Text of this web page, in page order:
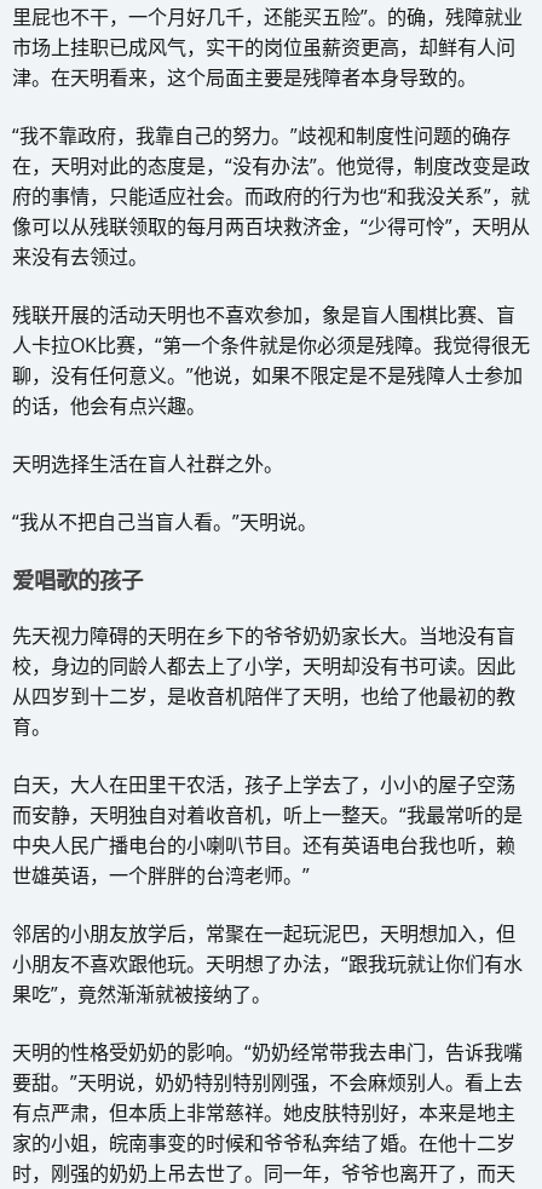
里屁也不干，一个月好几千，还能买五险”。的确，残障就业
市场上挂职已成风气，实干的岗位虽薪资更高，却鲜有人问
津。在天明看来，这个局面主要是残障者本身导致的。
“我不靠政府，我靠自己的努力。”歧视和制度性问题的确存
在，天明对此的态度是，“没有办法”。他觉得，制度改变是政
府的事情，只能适应社会。而政府的行为也“和我没关系”，就
像可以从残联领取的每月两百块救济金，“少得可怜”，天明从
来没有去领过。
残联开展的活动天明也不喜欢参加，象是盲人围棋比赛、盲
人卡拉OK比赛，“第一个条件就是你必须是残障。我觉得很无
聊，没有任何意义。”他说，如果不限定是不是残障人士参加
的话，他会有点兴趣。
天明选择生活在盲人社群之外。
“我从不把自己当盲人看。”天明说。
爱唱歌的孩子
先天视力障碍的天明在乡下的爷爷奶奶家长大。当地没有盲
校，身边的同龄人都去上了小学，天明却没有书可读。因此
从四岁到十二岁，是收音机陪伴了天明，也给了他最初的教
育。
白天，大人在田里干农活，孩子上学去了，小小的屋子空荡
而安静，天明独自对着收音机，听上一整天。“我最常听的是
中央人民广播电台的小喇叭节目。还有英语电台我也听，赖
世雄英语，一个胖胖的台湾老师。”
邻居的小朋友放学后，常聚在一起玩泥巴，天明想加入，但
小朋友不喜欢跟他玩。天明想了办法，“跟我玩就让你们有水
果吃”，竟然渐渐就被接纳了。
天明的性格受奶奶的影响。“奶奶经常带我去串门，告诉我嘴
要甜。”天明说，奶奶特别特别刚强，不会麻烦别人。看上去
有点严肃，但本质上非常慈祥。她皮肤特别好，本来是地主
家的小姐，皖南事变的时候和爷爷私奔结了婚。在他十二岁
时，刚强的奶奶上吊去世了。同一年，爷爷也离开了，而天